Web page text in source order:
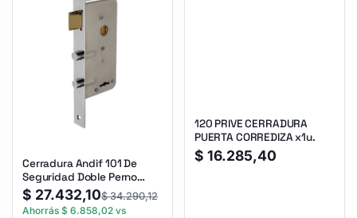
Cerradura Andif 101 De
Seguridad Doble Perno
Reforzada Plateado
$ 27.432,10$34.290,12
Ahorrás $ 6.858,02 vs
120 PRIVE CERRADURA
PUERTA CORREDIZA x1u.
$ 16.285,40